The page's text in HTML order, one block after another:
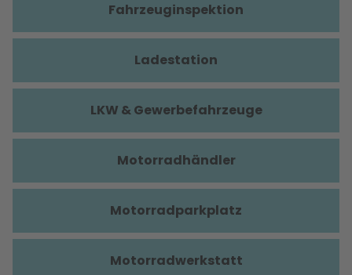
Fahrzeuginspektion
Ladestation
LKW & Gewerbefahrzeuge
Motorradhändler
Motorradparkplatz
Motorradwerkstatt